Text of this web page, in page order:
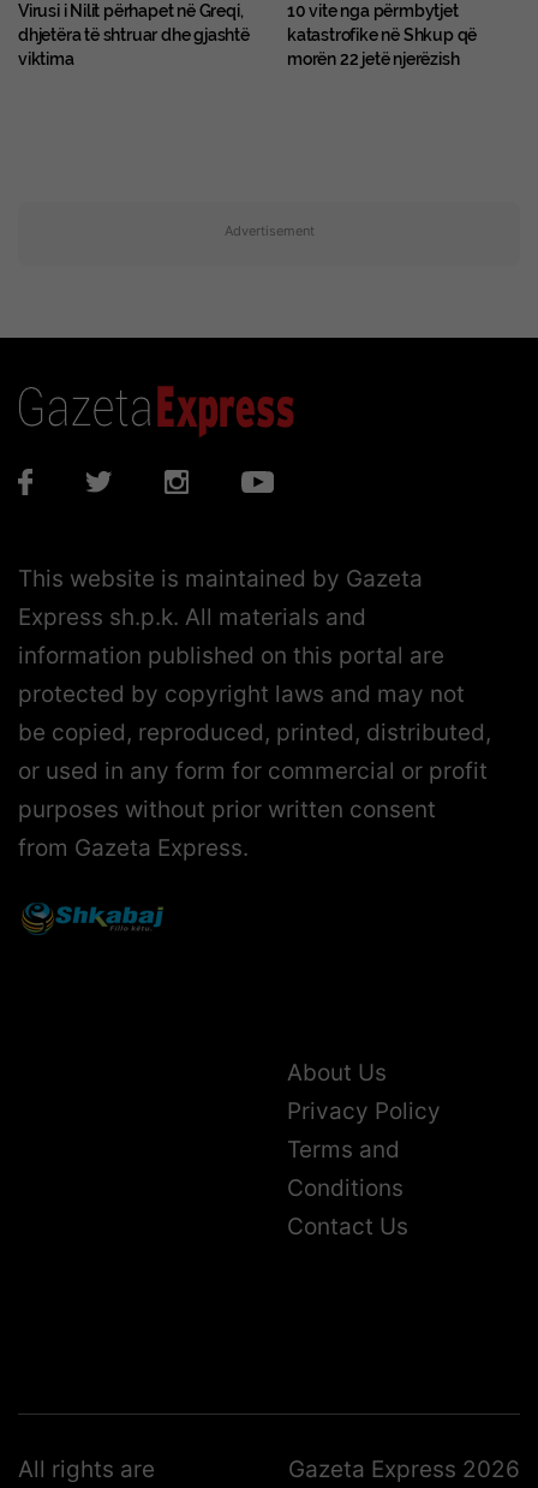
Virusi i Nilit përhapet në Greqi,
dhjetëra të shtruar dhe gjashtë
viktima
10 vite nga përmbytjet
katastrofike në Shkup që
morën 22 jetë njerëzish
Advertisement
This website is maintained by Gazeta
Express sh.p.k. All materials and
information published on this portal are
protected by copyright laws and may not
be copied, reproduced, printed, distributed,
or used in any form for commercial or profit
purposes without prior written consent
from Gazeta Express.
About Us
Privacy Policy
Terms and
Conditions
Contact Us
All rights are Gazeta Express 2026